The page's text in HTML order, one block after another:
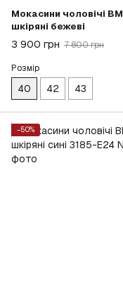
Мокасини чоловічі BM
шкіряні бежеві
3 900 грн 7 800 грн
Розмір
40 42 43
−50%